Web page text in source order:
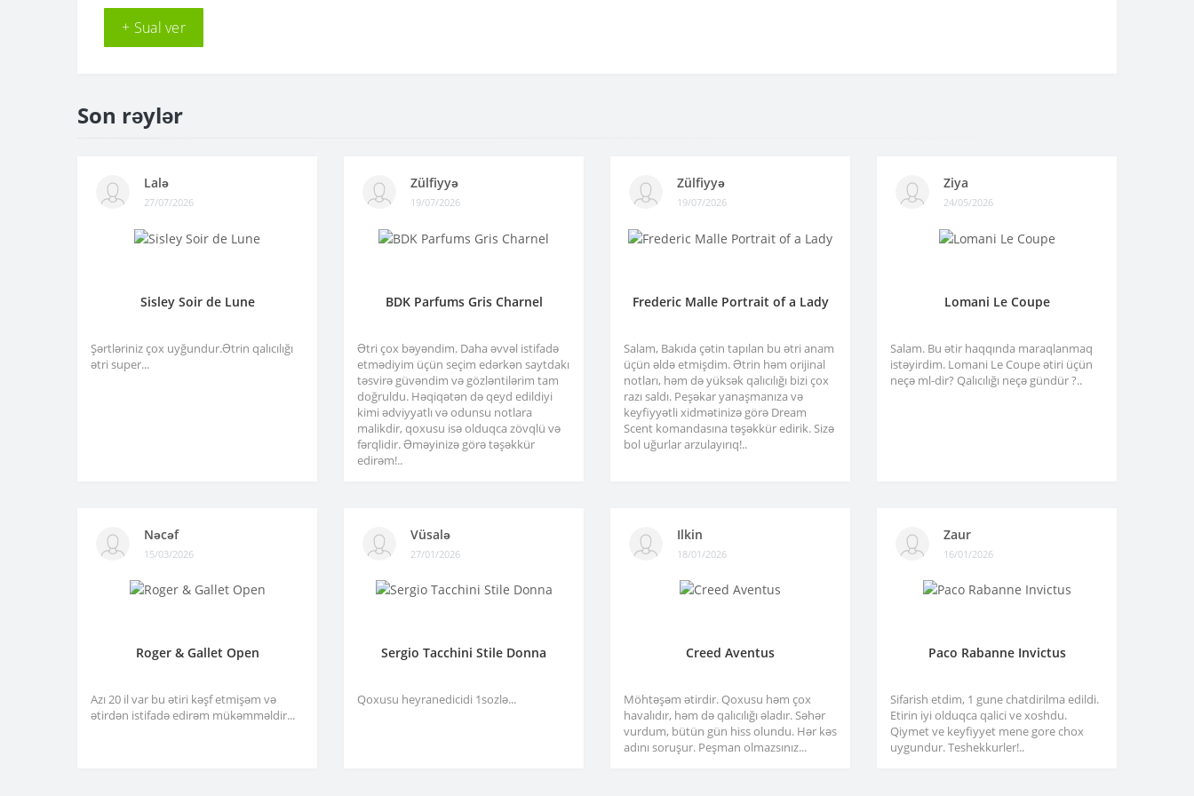
+ Sual ver
Son rəylər
Lalə
27/07/2026
Sisley Soir de Lune
Şərtləriniz çox uyğundur.Ətrin qalıcılığı
ətri super...
Zülfiyyə
19/07/2026
BDK Parfums Gris Charnel
Ətri çox bəyəndim. Daha əvvəl istifadə
etmədiyim üçün seçim edərkən saytdakı
təsvirə güvəndim və gözləntilərim tam
doğruldu. Həqiqətən də qeyd edildiyi
kimi ədviyyatlı və odunsu notlara
malikdir, qoxusu isə olduqca zövqlü və
fərqlidir. Əməyinizə görə təşəkkür
edirəm!..
Zülfiyyə
19/07/2026
Frederic Malle Portrait of a Lady
Salam, Bakıda çətin tapılan bu ətri anam
üçün əldə etmişdim. Ətrin həm orijinal
notları, həm də yüksək qalıcılığı bizi çox
razı saldı. Peşəkar yanaşmanıza və
keyfiyyətli xidmətinizə görə Dream
Scent komandasına təşəkkür edirik. Sizə
bol uğurlar arzulayırıq!..
Ziya
24/05/2026
Lomani Le Coupe
Salam. Bu ətir haqqında maraqlanmaq
istəyirdim. Lomani Le Coupe ətiri üçün
neçə ml-dir? Qalıcılığı neçə gündür ?..
Nəcəf
15/03/2026
Roger & Gallet Open
Azı 20 il var bu ətiri kəşf etmişəm və
ətirdən istifadə edirəm mükəmməldir...
Vüsalə
27/01/2026
Sergio Tacchini Stile Donna
Qoxusu heyranedicidi 1sozlə...
Ilkin
18/01/2026
Creed Aventus
Möhtəşəm ətirdir. Qoxusu həm çox
havalıdır, həm də qalıcılığı əladır. Səhər
vurdum, bütün gün hiss olundu. Hər kəs
adını soruşur. Peşman olmazsınız...
Zaur
16/01/2026
Paco Rabanne Invictus
Sifarish etdim, 1 gune chatdirilma edildi.
Etirin iyi olduqca qalici ve xoshdu.
Qiymet ve keyfiyyet mene gore chox
uygundur. Teshekkurler!..